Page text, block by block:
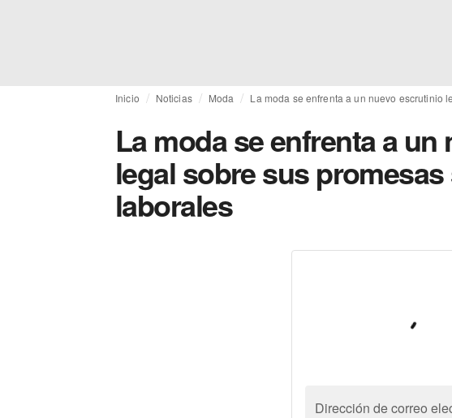
Inicio Noticias Moda La moda se enfrenta a un nuevo escrutinio
La moda se enfrenta a
legal sobre sus
laborales